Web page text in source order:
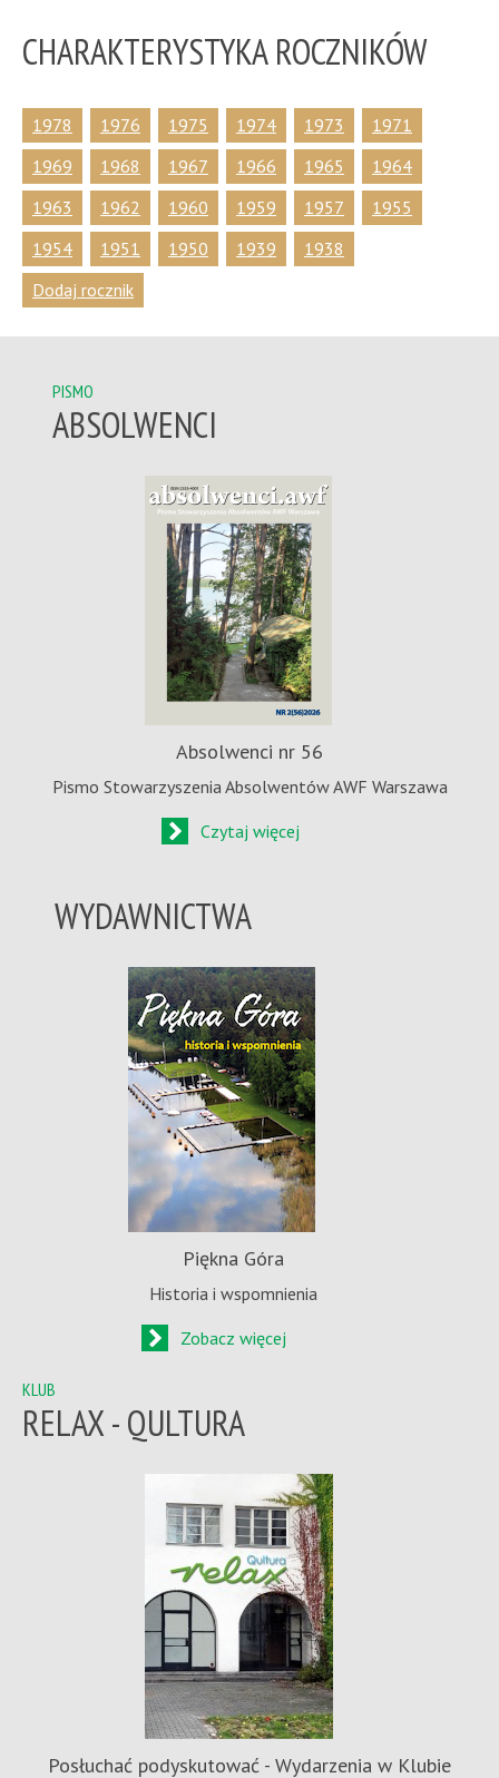
CHARAKTERYSTYKAROCZNIKÓW
1978 1976 1975 1974 1973
1971
1969
1968 1967 1966 1965
1964
1963
1962 1960 1959 1957
1955
1954
1951 1950 1939
1938
Dodaj rocznik
PISMO
ABSOLWENCI
Absolwenci nr 56
Pismo Stowarzyszenia Absolwentów AWF Warszawa
Czytaj więcej
WYDAWNICTWA
Piękna Góra
Historia i wspomnienia
Zobacz więcej
KLUB
RELAX - QULTURA
Posłuchać podyskutować - Wydarzenia w Klubie